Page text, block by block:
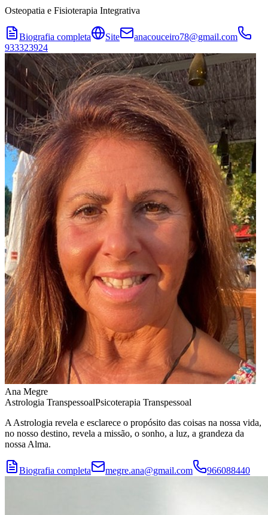
Osteopatia e Fisioterapia Integrativa
Biografia completa Site
anacouceiro78@gmail.com
933323924
Ana Megre
Astrologia TranspessoalPsicoterapia Transpessoal
A Astrologia revela e esclarece o propósito das coisas na nossa vida,
no nosso destino, revela a missão, o sonho, a luz, a grandeza da
nossa Alma.
Biografia completa megre.ana@gmail.com 966088440